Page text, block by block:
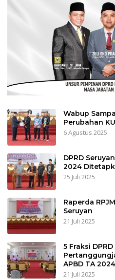
Wabup
Perubahan
6 Agustus 2025
DPRD
2024
25 Juli 2025
Raperda
Seruyan
21 Juli 2025
5 Fraksi
APBD TA 2024
21 Juli 2025